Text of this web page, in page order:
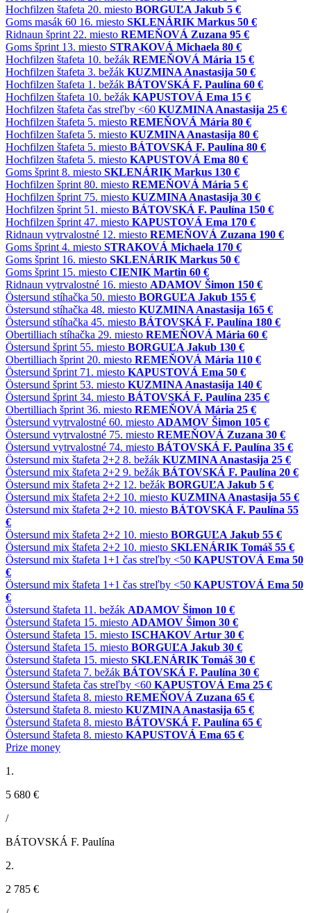
Hochfilzen štafeta 20. miesto BORGUĽA Jakub 5 €
Goms masák 60 16. miesto SKLENÁRIK Markus 50 €
Ridnaun šprint 22. miesto REMEŇOVÁ Zuzana 95 €
Goms šprint 13. miesto STRAKOVÁ Michaela 80 €
Hochfilzen štafeta 10. bežák REMEŇOVÁ Mária 15 €
Hochfilzen štafeta 3. bežák KUZMINA Anastasija 50 €
Hochfilzen štafeta 1. bežák BÁTOVSKÁ F. Paulína 60 €
Hochfilzen štafeta 10. bežák KAPUSTOVÁ Ema 15 €
Hochfilzen štafeta čas streľby <60 KUZMINA Anastasija 25 €
Hochfilzen štafeta 5. miesto REMEŇOVÁ Mária 80 €
Hochfilzen štafeta 5. miesto KUZMINA Anastasija 80 €
Hochfilzen štafeta 5. miesto BÁTOVSKÁ F. Paulína 80 €
Hochfilzen štafeta 5. miesto KAPUSTOVÁ Ema 80 €
Goms šprint 8. miesto SKLENÁRIK Markus 130 €
Hochfilzen šprint 80. miesto REMEŇOVÁ Mária 5 €
Hochfilzen šprint 75. miesto KUZMINA Anastasija 30 €
Hochfilzen šprint 51. miesto BÁTOVSKÁ F. Paulína 150 €
Hochfilzen šprint 47. miesto KAPUSTOVÁ Ema 170 €
Ridnaun vytrvalostné 12. miesto REMEŇOVÁ Zuzana 190 €
Goms šprint 4. miesto STRAKOVÁ Michaela 170 €
Goms šprint 16. miesto SKLENÁRIK Markus 50 €
Goms šprint 15. miesto CIENIK Martin 60 €
Ridnaun vytrvalostné 16. miesto ADAMOV Šimon 150 €
Östersund stíhačka 50. miesto BORGUĽA Jakub 155 €
Östersund stíhačka 48. miesto KUZMINA Anastasija 165 €
Östersund stíhačka 45. miesto BÁTOVSKÁ F. Paulína 180 €
Obertilliach stíhačka 29. miesto REMEŇOVÁ Mária 60 €
Östersund šprint 55. miesto BORGUĽA Jakub 130 €
Obertilliach šprint 20. miesto REMEŇOVÁ Mária 110 €
Östersund šprint 71. miesto KAPUSTOVÁ Ema 50 €
Östersund šprint 53. miesto KUZMINA Anastasija 140 €
Östersund šprint 34. miesto BÁTOVSKÁ F. Paulína 235 €
Obertilliach šprint 36. miesto REMEŇOVÁ Mária 25 €
Östersund vytrvalostné 60. miesto ADAMOV Šimon 105 €
Östersund vytrvalostné 75. miesto REMEŇOVÁ Zuzana 30 €
Östersund vytrvalostné 74. miesto BÁTOVSKÁ F. Paulína 35 €
Östersund mix štafeta 2+2 8. bežák KUZMINA Anastasija 25 €
Östersund mix štafeta 2+2 9. bežák BÁTOVSKÁ F. Paulína 20 €
Östersund mix štafeta 2+2 12. bežák BORGUĽA Jakub 5 €
Östersund mix štafeta 2+2 10. miesto KUZMINA Anastasija 55 €
Östersund mix štafeta 2+2 10. miesto BÁTOVSKÁ F. Paulína 55
€
Östersund mix štafeta 2+2 10. miesto BORGUĽA Jakub 55 €
Östersund mix štafeta 2+2 10. miesto SKLENÁRIK Tomáš 55 €
Östersund mix štafeta 1+1 čas streľby <50 KAPUSTOVÁ Ema 50
€
Östersund mix štafeta 1+1 čas streľby <50 KAPUSTOVÁ Ema 50
€
Östersund štafeta 11. bežák ADAMOV Šimon 10 €
Östersund štafeta 15. miesto ADAMOV Šimon 30 €
Östersund štafeta 15. miesto ISCHAKOV Artur 30 €
Östersund štafeta 15. miesto BORGUĽA Jakub 30 €
Östersund štafeta 15. miesto SKLENÁRIK Tomáš 30 €
Östersund štafeta 7. bežák BÁTOVSKÁ F. Paulína 30 €
Östersund štafeta čas streľby <60 KAPUSTOVÁ Ema 25 €
Östersund štafeta 8. miesto REMEŇOVÁ Zuzana 65 €
Östersund štafeta 8. miesto KUZMINA Anastasija 65 €
Östersund štafeta 8. miesto BÁTOVSKÁ F. Paulína 65 €
Östersund štafeta 8. miesto KAPUSTOVÁ Ema 65 €
Prize money
1.
5 680 €
/
BÁTOVSKÁ F. Paulína
2.
2 785 €